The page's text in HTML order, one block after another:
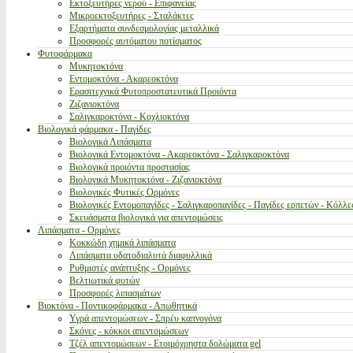
Εκτοξευτήρες νερού - Επιφανείας
Μικροεκτοξευτήρες - Σταλάκτες
Εξαρτήματα συνδεσμολογίας μεταλλικά
Προσφορές αυτόματου ποτίσματος
Φυτοφάρμακα
Μυκητοκτόνα
Εντομοκτόνα - Ακαρεοκτόνα
Ερασιτεχνικά Φυτοπροστατευτικά Προιόντα
Ζιζανιοκτόνα
Σαλιγκαροκτόνα - Κοχλιοκτόνα
Βιολογικά φάρμακα - Παγίδες
Βιολογικά Λιπάσματα
Βιολογικά Εντομοκτόνα - Ακαρεοκτόνα - Σαλιγκαροκτόνα
Βιολογικά προιόντα προστασίας
Βιολογικά Μυκητοκτόνα - Ζιζανιοκτόνα
Βιολογικές Φυτικές Ορμόνες
Βιολογικές Εντομοπαγίδες - Σαλιγκαροπαγίδες - Παγίδες ερπετών -
Σκευάσματα βιολογικά για απεντομώσεις
Λιπάσματα - Ορμόνες
Κοκκώδη χημικά λιπάσματα
Λιπάσματα υδατοδιαλυτά διαφυλλικά
Ρυθμιστές ανάπτυξης - Ορμόνες
Βελτιωτικά φυτών
Προσφορές λιπασμάτων
Βιοκτόνα - Ποντικοφάρμακα - Απωθητικά
Υγρά απεντομώσεων - Σπρέυ καπνογόνα
Σκόνες - κόκκοι απεντομώσεων
Τζέλ απεντομώσεων - Ετοιμόχρηστα δολώματα gel